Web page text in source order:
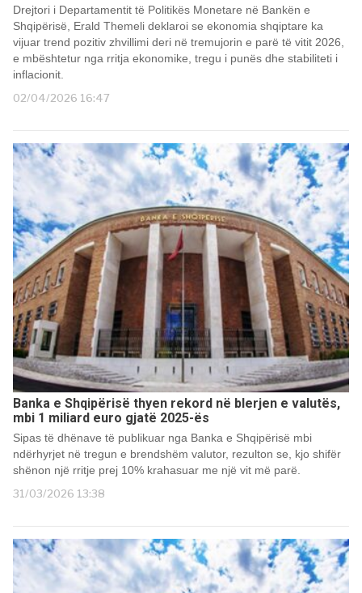
Drejtori i Departamentit të Politikës Monetare në Bankën e
Shqipërisë, Erald Themeli deklaroi se ekonomia shqiptare ka
vijuar trend pozitiv zhvillimi deri në tremujorin e parë të vitit 2026,
e mbështetur nga rritja ekonomike, tregu i punës dhe stabiliteti i
inflacionit.
02/04/2026 16:47
Banka e Shqipërisë thyen rekord në blerjen e valutës,
mbi 1 miliard euro gjatë 2025-ës
Sipas të dhënave të publikuar nga Banka e Shqipërisë mbi
ndërhyrjet në tregun e brendshëm valutor, rezulton se, kjo shifër
shënon një rritje prej 10% krahasuar me një vit më parë.
31/03/2026 13:38